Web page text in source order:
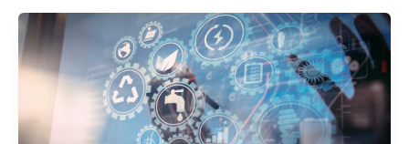
10
tendencias
de
consumo